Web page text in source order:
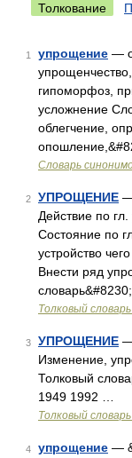
Толкование
1 упрощение —
гипоморфоз,
усложнение
облегчение,
Словарь
2 УПРОЩЕНИЕ —
Действие по
Состояние по
устройство
Внести ряд
Толковый
3 УПРОЩЕНИЕ —
Изменение,
Толковый
1949 1992 …
Толковый
4 упрощение —